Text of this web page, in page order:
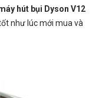
hút bụi Dyson V12
như lúc mới mua và